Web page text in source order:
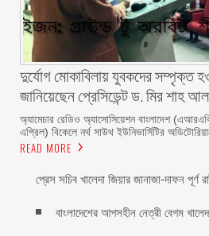
দুর্যোগ মোকাবিলায় যুবকদের সম্পৃক্ত
জানিয়েছেন প্রেসিডেন্ট ড. মির শাহ
অ্যামেচার রেডিও অ্যাসোসিয়েশন বাংলাদেশ
এপ্রিল) বিকেলে নর্থ সাউথ ইউনিভার্সিটির
READ MORE
প্রেস সচিব খালেদা জিয়ার জানাজা-দাফন পূর্ণ
বাংলাদেশের আপসহীন নেত্রী বেগম